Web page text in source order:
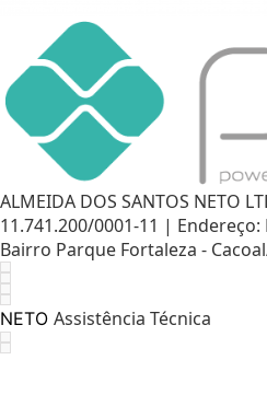
ALMEIDA DOS SANTOS NETO
11.741.200/0001-11 | Endereço:
Bairro Parque Fortaleza -
NETO Assistência Técnica